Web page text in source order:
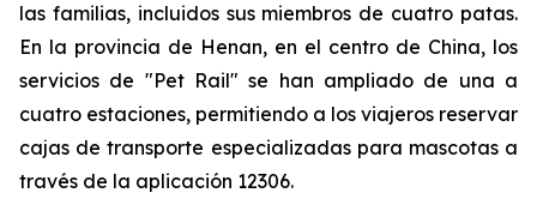
las familias, incluidos sus miembros de cuatro patas.
En la provincia de Henan, en el centro de China, los
servicios de "Pet Rail" se han ampliado de una a
cuatro estaciones, permitiendo a los viajeros reservar
cajas de transporte especializadas para mascotas a
través de la aplicación 12306.